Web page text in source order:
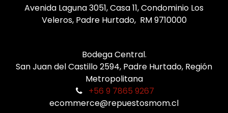
Avenida Laguna 3051, Casa 11, Condominio Los
Veleros, Padre Hurtado, RM 9710000
Bodega Central.
San Juan del Castillo 2594, Padre Hurtado, Región
Metropolitana
+56 9 7865 9267
ecommerce@repuestosmom.cl